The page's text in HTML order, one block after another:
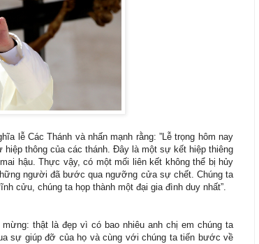
lễ Các Thánh và nhấn mạnh rằng: ”Lễ trọng hôm nay
thông của các thánh. Đây là một sự kết hiệp thiêng
hậu. Thực vậy, có một mối liên kết không thể bị hủy
người đã bước qua ngưỡng cửa sự chết. Chúng ta
cửu, chúng ta họp thành một đại gia đình duy nhất”.
thật là đẹp vì có bao nhiêu anh chị em chúng ta
sự giúp đỡ của họ và cùng với chúng ta tiến bước về